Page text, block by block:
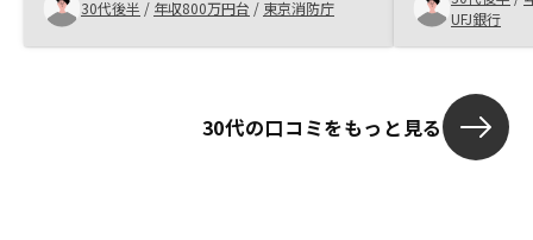
ォローしてくれるか不安なので、制度とし
てなにか欲しい
30代後半 / 年収800万円台 / 東京消防庁
与信活用等で
た。 アプリの
携帯で色々と
魅力を感じま
せっかくアプ
UFJ銀行
30代の口コミをもっと見る